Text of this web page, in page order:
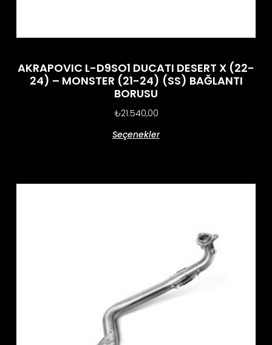
AKRAPOVIC L-D9SO1 DUCATI DESERT X (22-
24) – MONSTER (21-24) (SS) BAĞLANTI
BORUSU
₺21.540,00
Seçenekler